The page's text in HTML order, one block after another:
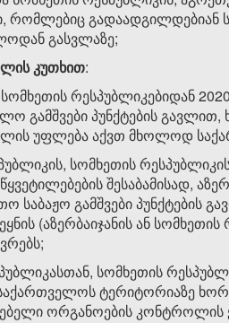
რომლებიც
გასვლაზე;
კუთხით:
სომხეთის რესპუბლიკებიდან
გამშვები პუნქტების
უფლება აქვთ მხოლოდ
სომხეთის
შესაბამისად,
საბაჟო გამშვები
(აზერბაიჯანის ან
სომხეთის
ტერიტორიაზე
ორგანოების კონტროლის